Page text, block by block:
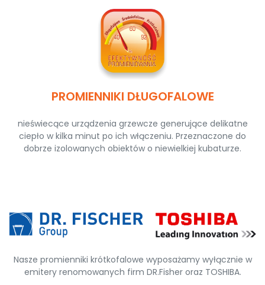
PROMIENNIKI DŁUGOFALOWE
nieświecące urządzenia grzewcze generujące delikatne
ciepło w kilka minut po ich włączeniu. Przeznaczone do
dobrze izolowanych obiektów o niewielkiej kubaturze.
Nasze promienniki krótkofalowe wyposażamy wyłącznie w
emitery renomowanych firm DR.Fisher oraz TOSHIBA.